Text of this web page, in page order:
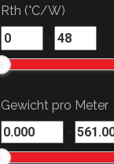
Rth (°C/W)
-
Gewicht pro Meter
-